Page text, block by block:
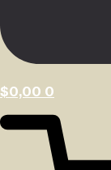
$0,00 0